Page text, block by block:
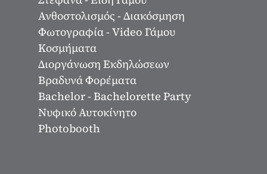
Ανθοστολισμός - Διακόσμηση
Φωτογραφία - Video Γάμου
Κοσμήματα
Διοργάνωση Εκδηλώσεων
Βραδυνά Φορέματα
Bachelor - Bachelorette Party
Νυφικό Αυτοκίνητο
Photobooth